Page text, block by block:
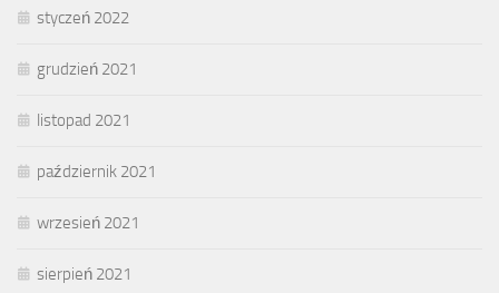
styczeń 2022
grudzień 2021
listopad 2021
październik 2021
wrzesień 2021
sierpień 2021